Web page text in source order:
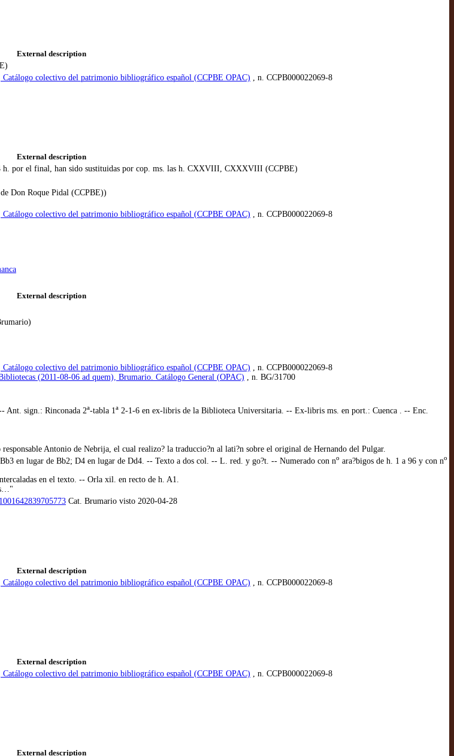
External description
colectivo del patrimonio bibliográfico español (CCPBE OPAC) , n. CCPB000022069-8
External description
h. por el final, han sido sustituidas por cop. ms. las h. CXXVIII, CXXXVIII (CCPBE)
Don Roque Pidal (CCPBE))
colectivo del patrimonio bibliográfico español (CCPBE OPAC) , n. CCPB000022069-8
External description
colectivo del patrimonio bibliográfico español (CCPBE OPAC) , n. CCPB000022069-8
(2011-08-06 ad quem), Brumario. Catálogo General (OPAC) , n. BG/31700
Ant. sign.: Rinconada 2a-tabla 1a 2-1-6 en ex-libris de la Biblioteca Universitaria. -- Ex-libris ms. en port.: Cuenca . -- Enc.
Antonio de Nebrija, el cual realizo? la traduccio?n al lati?n sobre el original de Hernando del Pulgar.
en lugar de Bb2; D4 en lugar de Dd4. -- Texto a dos col. -- L. red. y go?t. -- Numerado con no ara?bigos de h. 1 a 96 y con no
en el texto. -- Orla xil. en recto de h. A1.
Cat. Brumario visto 2020-04-28
External description
colectivo del patrimonio bibliográfico español (CCPBE OPAC) , n. CCPB000022069-8
External description
colectivo del patrimonio bibliográfico español (CCPBE OPAC) , n. CCPB000022069-8
External description